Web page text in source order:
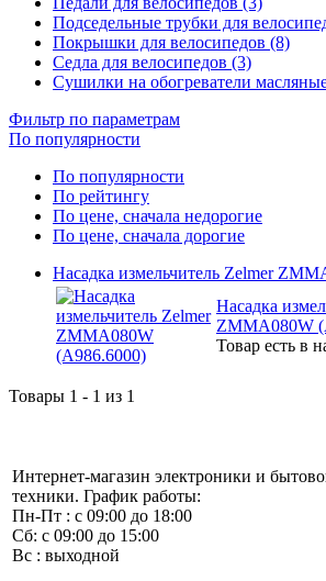
Подседельные трубки для
Покрышки для велосипедов (8)
Седла для велосипедов (3)
Сушилки на обогреватели
Фильтр по параметрам
По популярности
По популярности
По рейтингу
По цене, сначала недорогие
По цене, сначала дорогие
Насадка измельчитель Zelmer
Насадка
ZMMA080W
Товар есть в
Товары 1 - 1 из 1
Интернет-магазин электроники и
техники. График работы:
Пн-Пт : с 09:00 до 18:00
Сб: с 09:00 до 15:00
Вс : выходной